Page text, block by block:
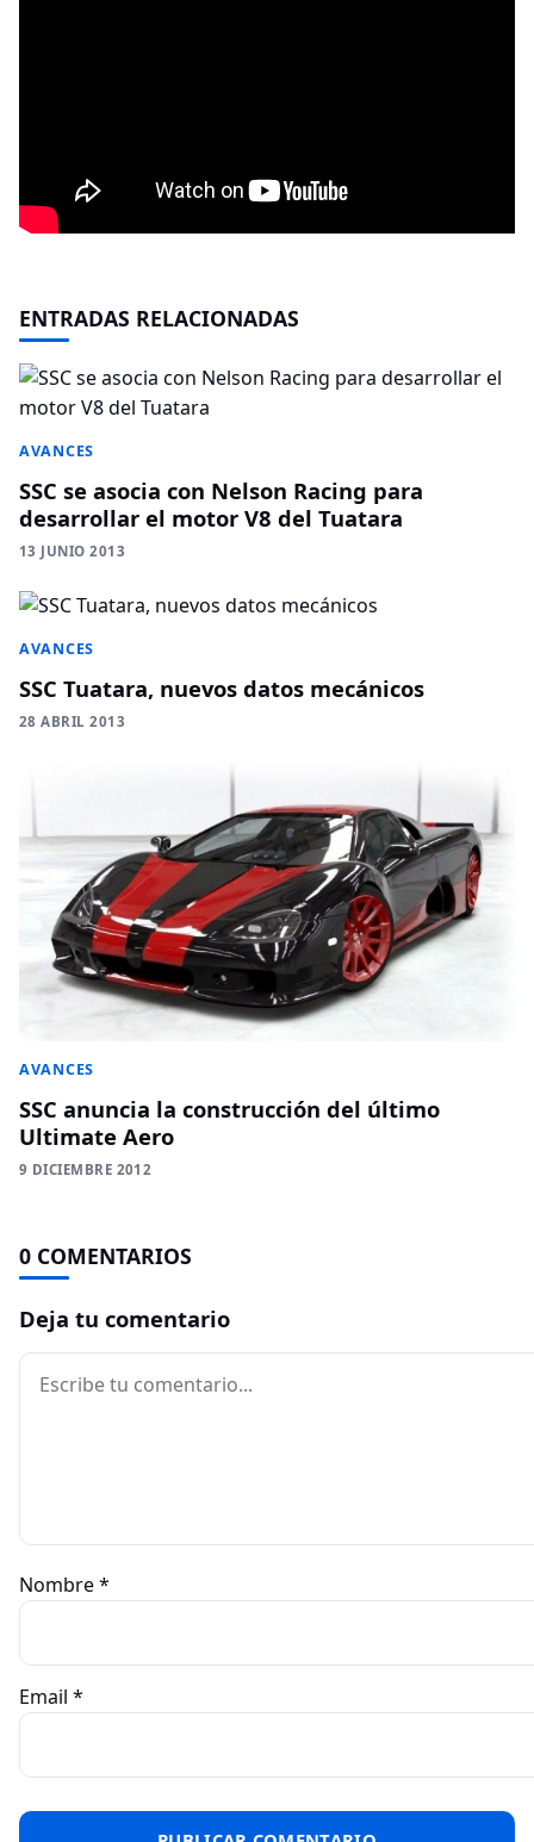
ENTRADAS RELACIONADAS
AVANCES
SSC se asocia con Nelson Racing para
desarrollar el motor V8 del Tuatara
13 JUNIO 2013
AVANCES
SSC Tuatara, nuevos datos mecánicos
28 ABRIL 2013
AVANCES
SSC anuncia la construcción del último
Ultimate Aero
9 DICIEMBRE 2012
0 COMENTARIOS
Deja tu comentario
Comentario
Nombre*
Email *